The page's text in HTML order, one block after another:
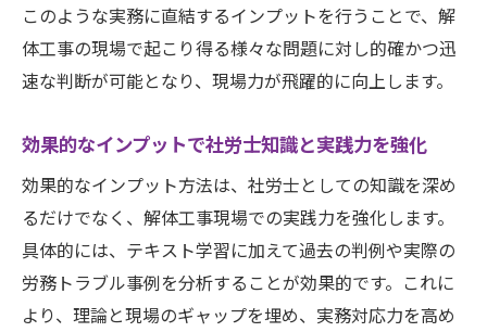
このような実務に直結するインプットを行うことで、解
体工事の現場で起こり得る様々な問題に対し的確かつ迅
速な判断が可能となり、現場力が飛躍的に向上します。
効果的なインプットで社労士知識と実践力を強化
効果的なインプット方法は、社労士としての知識を深め
るだけでなく、解体工事現場での実践力を強化します。
具体的には、テキスト学習に加えて過去の判例や実際の
労務トラブル事例を分析することが効果的です。これに
より、理論と現場のギャップを埋め、実務対応力を高め